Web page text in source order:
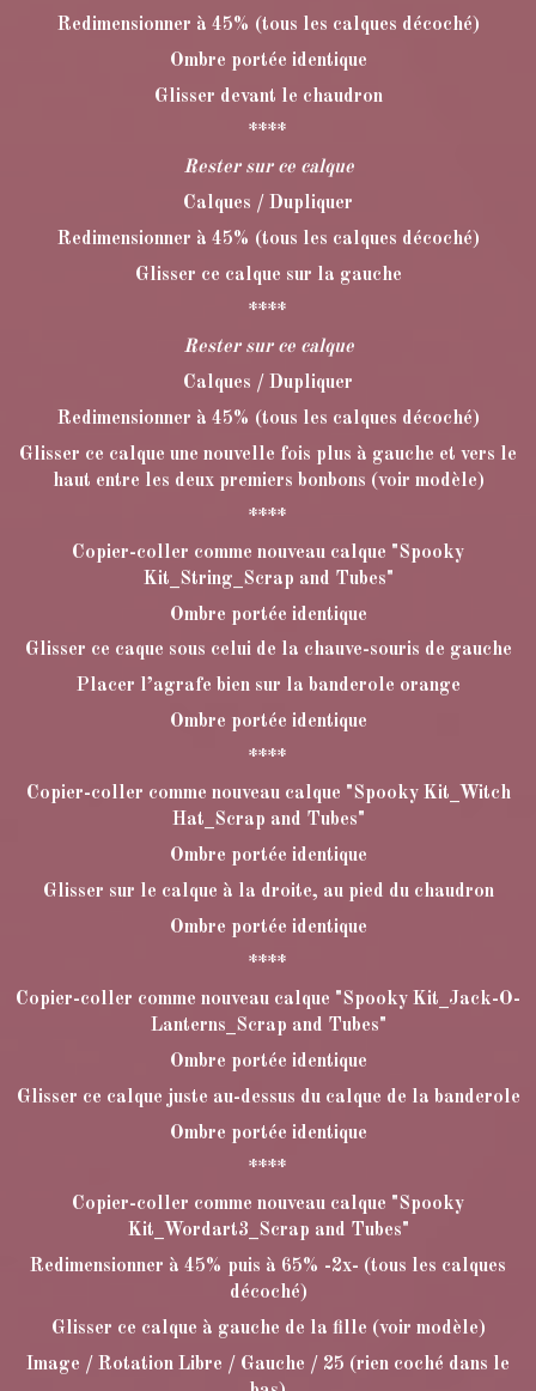
Redimensionner à 45% (tous les calques décoché)
Ombre portée identique
Glisser devant le chaudron
****
Rester sur ce calque
Calques / Dupliquer
Redimensionner à 45% (tous les calques décoché)
Glisser ce calque sur la gauche
****
Rester sur ce calque
Calques / Dupliquer
Redimensionner à 45% (tous les calques décoché)
Glisser ce calque une nouvelle fois plus à gauche et vers le
haut entre les deux premiers bonbons (voir modèle)
****
Copier-coller comme nouveau calque "Spooky
Kit_String_Scrap and Tubes"
Ombre portée identique
Glisser ce caque sous celui de la chauve-souris de gauche
Placer l’agrafe bien sur la banderole orange
Ombre portée identique
****
Copier-coller comme nouveau calque "Spooky Kit_Witch
Hat_Scrap and Tubes"
Ombre portée identique
Glisser sur le calque à la droite, au pied du chaudron
Ombre portée identique
****
Copier-coller comme nouveau calque "Spooky Kit_Jack-O-
Lanterns_Scrap and Tubes"
Ombre portée identique
Glisser ce calque juste au-dessus du calque de la banderole
Ombre portée identique
****
Copier-coller comme nouveau calque "Spooky
Kit_Wordart3_Scrap and Tubes"
Redimensionner à 45% puis à 65% -2x- (tous les calques
décoché)
Glisser ce calque à gauche de la fille (voir modèle)
Image / Rotation Libre / Gauche / 25 (rien coché dans le